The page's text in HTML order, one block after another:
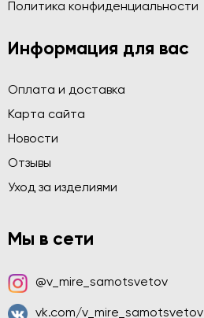
Политика конфиденциальности
Информация для вас
Оплата и доставка
Карта сайта
Новости
Отзывы
Уход за изделиями
Мы в сети
@v_mire_samotsvetov
vk.com/v_mire_samotsvetov